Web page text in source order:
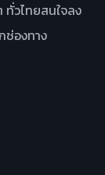
ทั่วไทยสนใจลง
ช่องทาง